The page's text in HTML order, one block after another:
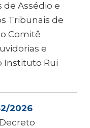
Assédio e
Tribunais de
Comitê
e
Instituto Rui
2026